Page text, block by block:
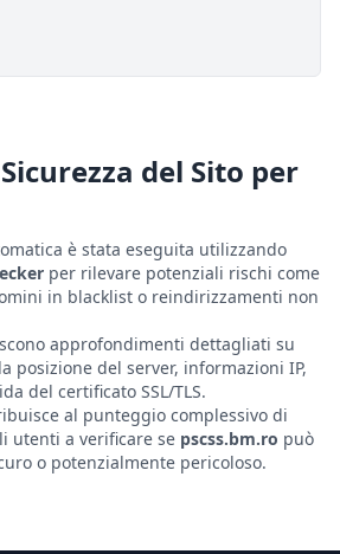
del Sito per
è stata eseguita utilizzando
per rilevare potenziali rischi come
in blacklist o reindirizzamenti non
approfondimenti dettagliati su
posizione del server, informazioni IP,
del certificato SSL/TLS.
al punteggio complessivo di
utenti a verificare se pscss.bm.ro può
o potenzialmente pericoloso.